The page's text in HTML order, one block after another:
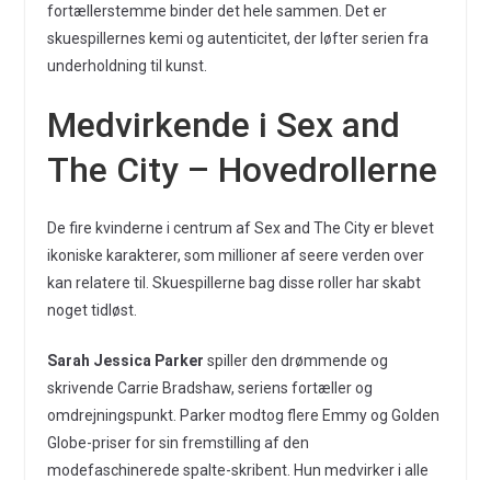
fortællerstemme binder det hele sammen. Det er
skuespillernes kemi og autenticitet, der løfter serien fra
underholdning til kunst.
Medvirkende i Sex and
The City – Hovedrollerne
De fire kvinderne i centrum af Sex and The City er blevet
ikoniske karakterer, som millioner af seere verden over
kan relatere til. Skuespillerne bag disse roller har skabt
noget tidløst.
Sarah Jessica Parker spiller den drømmende og
skrivende Carrie Bradshaw, seriens fortæller og
omdrejningspunkt. Parker modtog flere Emmy og Golden
Globe-priser for sin fremstilling af den
modefaschinerede spalte-skribent. Hun medvirker i alle